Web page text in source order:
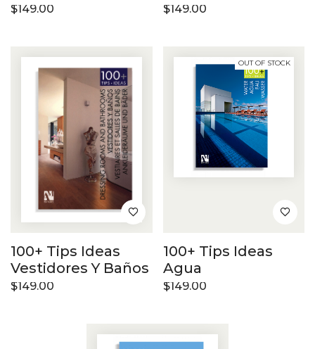
$149.00 $149.00
100+ Tips Ideas
Vestidores Y Baños
$149.00
OUT OF STOCK
100+ Tips Ideas
Agua
$149.00